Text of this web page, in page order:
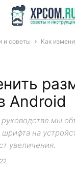
и советы
Как
Android
мы
на
увеличения.